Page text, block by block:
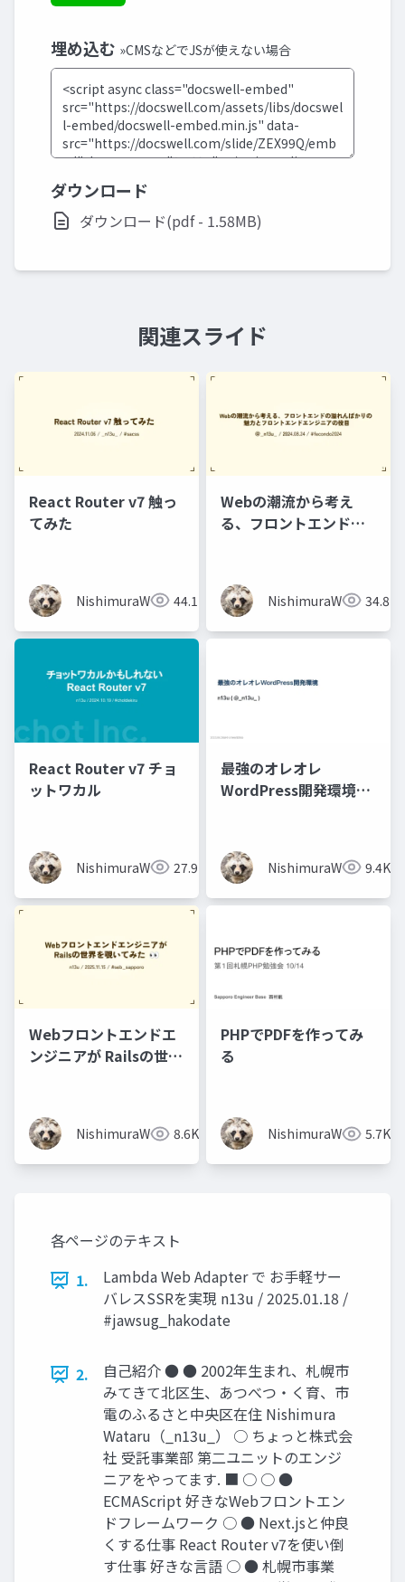
埋め込む »CMSなどでJSが使えない場合
ダウンロード
ダウンロード(pdf - 1.58MB)
関連スライド
React Router v7 触っ
てみた
NishimuraWataru44.1K
Webの潮流から考え
る、フロントエンドの
ニアの役目
NishimuraWataru34.8K
React Router v7 チョ
ットワカル
NishimuraWataru27.9K
最強のオレオレ
WordPress開発環境@
NishimuraWataru9.4K
Webフロントエンドエ
ンジニアが Railsの世界
NishimuraWataru8.6K
PHPでPDFを作ってみ
る
NishimuraWataru5.7K
各ページのテキスト
1.
Lambda Web Adapter で お手軽サー
バレスSSRを実現 n13u / 2025.01.18 /
#jawsug_hakodate
2.
自己紹介 ● ● 2002年生まれ、札幌市
みてきて北区生、あつべつ・く育、市
電のふるさと中央区在住 Nishimura
Wataru（_n13u_） ○ ちょっと株式会
社 受託事業部 第二ユニットのエンジ
ニアをやってます. ■ ○ ○ ●
ECMAScript 好きなWebフロントエン
ドフレームワーク ○ ● Next.jsと仲良
くする仕事 React Router v7を使い倒
す仕事 好きな言語 ○ ● 札幌市事業